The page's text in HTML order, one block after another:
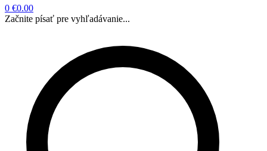
0 €0.00
Začnite písať pre vyhľadávanie...